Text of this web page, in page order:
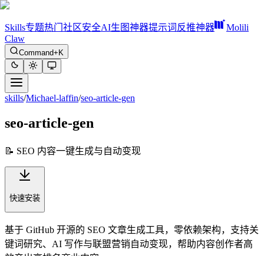
Skills专题热门 社区安全AI生图神器提示词反推神器
Molili
Claw
Command+K
skills/Michael-laffin/seo-article-gen
seo-article-gen
📝 SEO 内容一键生成与自动变现
快速安装
基于 GitHub 开源的 SEO 文章生成工具，零依赖架构，支持关
键词研究、AI 写作与联盟营销自动变现，帮助内容创作者高